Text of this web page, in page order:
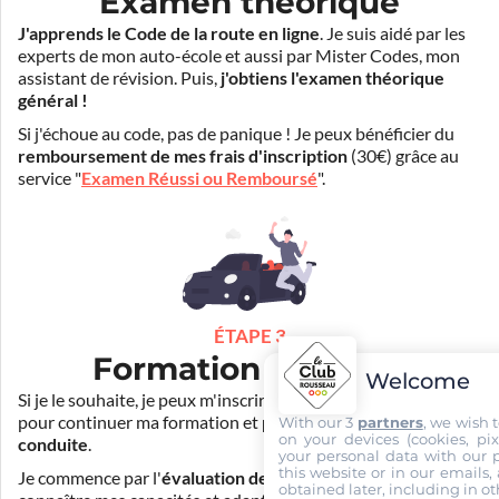
J'apprends le Code de la route en ligne. Je suis aidé par les
experts de mon auto-école et aussi par Mister Codes, mon
assistant de révision. Puis, j'obtiens l'examen théorique
général !
Si j'échoue au code, pas de panique ! Je peux bénéficier du
remboursement de mes frais d'inscription (30€) grâce au
service "Examen Réussi ou Remboursé".
ÉTAPE 3
Formation pratique
Si je le souhaite, je peux m'inscrire auprès de mon auto-école
pour continuer ma formation et prendre des cours de
conduite.
Je commence par l'évaluation de départpour mieux
Welcome
With our 3 partners, we wish
on your devices (cookies,
your personal data with our
this website or in our emails,
obtained later, including in